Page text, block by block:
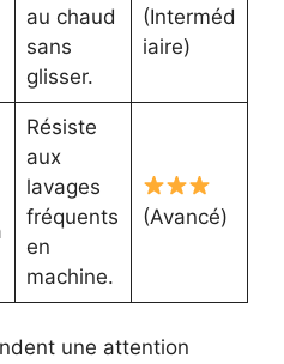
au chaud
sans
glisser.
(Interméd
iaire)
Résiste
aux
lavages
fréquents
en
machine.
(Avancé)
une attention